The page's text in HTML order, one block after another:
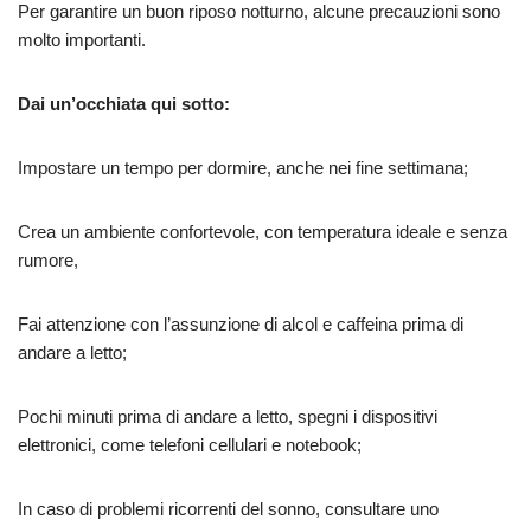
Per garantire un buon riposo notturno, alcune precauzioni sono
molto importanti.
Dai un’occhiata qui sotto:
Impostare un tempo per dormire, anche nei fine settimana;
Crea un ambiente confortevole, con temperatura ideale e senza
rumore,
Fai attenzione con l’assunzione di alcol e caffeina prima di
andare a letto;
Pochi minuti prima di andare a letto, spegni i dispositivi
elettronici, come telefoni cellulari e notebook;
In caso di problemi ricorrenti del sonno, consultare uno